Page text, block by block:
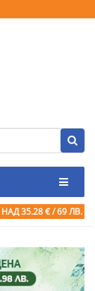
НАД 35.28 € / 69 ЛВ.